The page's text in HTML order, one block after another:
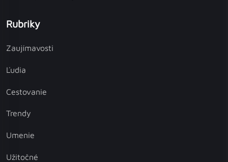
Rubriky
Zaujímavosti
Ľudia
Cestovanie
Trendy
Umenie
Užitočné